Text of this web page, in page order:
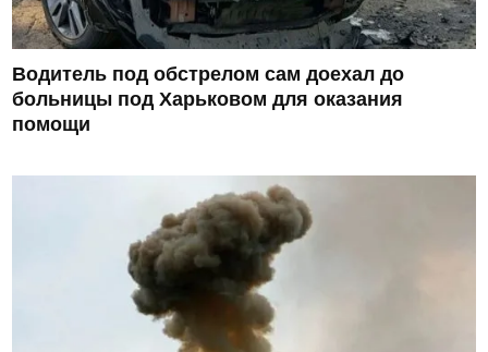
Водитель под обстрелом сам доехал до
больницы под Харьковом для оказания
помощи